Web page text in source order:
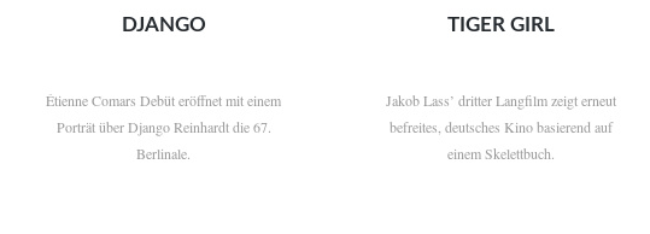
DJANGO
Étienne Comars Debüt eröffnet mit einem
Porträt über Django Reinhardt die 67.
Berlinale.
TIGER GIRL
Jakob Lass’ dritter Langfilm zeigt erneut
befreites, deutsches Kino basierend auf
einem Skelettbuch.